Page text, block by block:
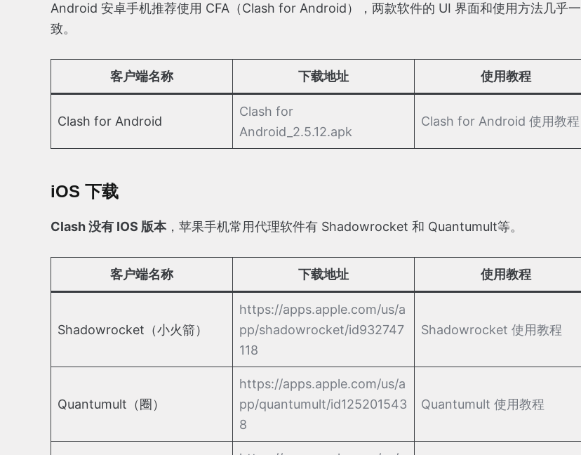
Android 安卓手机推荐使用 CFA（Clash for Android），两款软件的 UI 界面和使用方法几乎一
致。
客户端名称 下载地址 使用教程
Clash for Android
Clash for
Android_2.5.12.apk
Clash for Android 使用教程
iOS 下载
Clash 没有 IOS 版本，苹果手机常用代理软件有 Shadowrocket 和 Quantumult等。
客户端名称 下载地址 使用教程
Shadowrocket（小火箭）
https://apps.apple.com/us/a
pp/shadowrocket/id932747
118
Shadowrocket 使用教程
Quantumult（圈）
https://apps.apple.com/us/a
pp/quantumult/id125201543
8
Quantumult 使用教程